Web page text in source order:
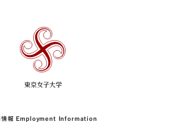
東
情報 Employment Information